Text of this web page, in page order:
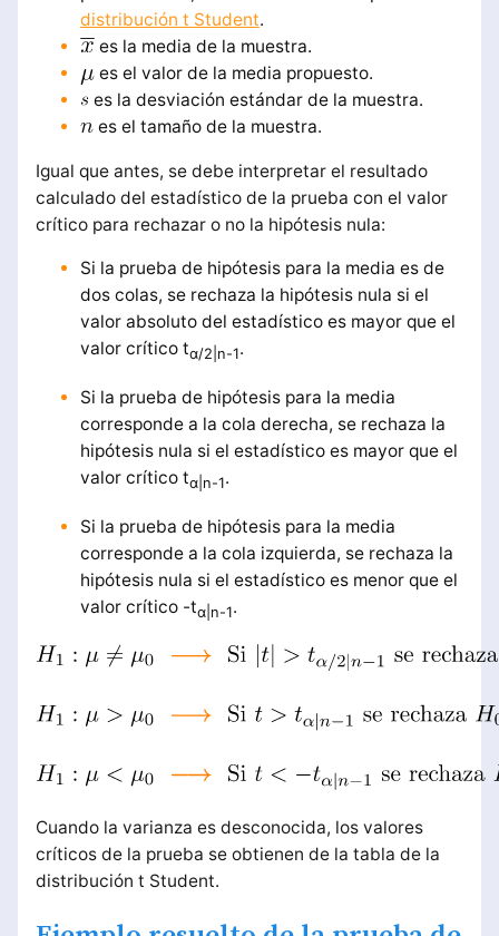
distribución t Student.
es la media de la muestra.
es el valor de la media propuesto.
es la desviación estándar de la muestra.
es el tamaño de la muestra.
Igual que antes, se debe interpretar el resultado
calculado del estadístico de la prueba con el valor
crítico para rechazar o no la hipótesis nula:
Si la prueba de hipótesis para la media es de
dos colas, se rechaza la hipótesis nula si el
valor absoluto del estadístico es mayor que el
valor crítico tα/2|n-1.
Si la prueba de hipótesis para la media
corresponde a la cola derecha, se rechaza la
hipótesis nula si el estadístico es mayor que el
valor crítico tα|n-1.
Si la prueba de hipótesis para la media
corresponde a la cola izquierda, se rechaza la
hipótesis nula si el estadístico es menor que el
valor crítico -tα|n-1.
Cuando la varianza es desconocida, los valores
críticos de la prueba se obtienen de la tabla de la
distribución t Student.